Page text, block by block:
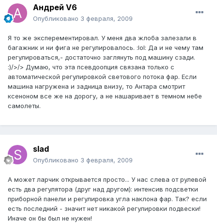
Андрей V6
Опубликовано 3 февраля, 2009
Я то же эксперементировал. У меня два жлоба залезали в
багажник и ни фига не регулировалось. :lol: Да и не чему там
регулироваться,- достаточно заглянуть под машину сзади.
:)/>/> Думаю, что эта псевдоопция связана только с
автоматической регулировкой светового потока фар. Если
машина нагружена и задница внизу, то Антара смотрит
ксеноном все же на дорогу, а не нашаривает в темном небе
самолеты.
slad
Опубликовано 3 февраля, 2009
А может ларчик открывается просто... У нас слева от рулевой
есть два регулятора (друг над другом): интенсив подсветки
приборной панели и регулировка угла наклона фар. Так? если
есть последний - значит нет никакой регулировки подвески!
Иначе он бы был не нужен!